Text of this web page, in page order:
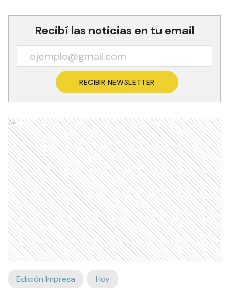
Recibí las noticias en tu email
RECIBIR NEWSLETTER
Ads
Edición Impresa Hoy